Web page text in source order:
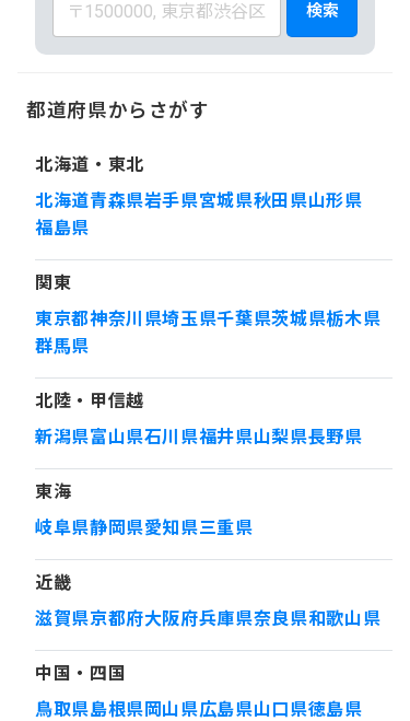
検索
都道府県からさがす
北海道・東北
北海道青森県岩手県宮城県秋田県山形県
福島県
関東
東京都神奈川県埼玉県千葉県茨城県栃木県
群馬県
北陸・甲信越
新潟県富山県石川県福井県山梨県長野県
東海
岐阜県静岡県愛知県三重県
近畿
滋賀県京都府大阪府兵庫県奈良県和歌山県
中国・四国
鳥取県島根県 岡山県広島県山口県徳島県